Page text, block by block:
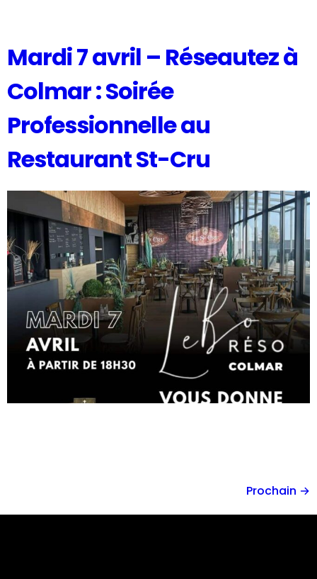
Mardi 7 avril – Réseautez à
Colmar : Soirée
Professionnelle au
Restaurant St-Cru
Prochain →